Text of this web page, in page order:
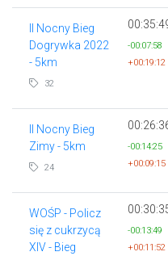
II Nocny Bieg
Dogrywka 2022
- 5km
32
-00:07:58
+00:19:12
II Nocny Bieg
Zimy - 5km
24
-00:14:25
+00:09:15
WOŚP - Policz
się z cukrzycą
XIV - Bieg
-00:13:49
+00:11:52